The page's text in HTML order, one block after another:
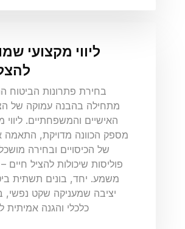
ליווי מקצועי
בחירת פתרונות הביטוח
מתחילה בהבנה עמוקה של
האישיים והמשפחתיים. ליווי
מספק הכוונה מדויקת, התאמה
של הכיסויים ובחירה
פוליסות שיכולות להציל חיים
משמע. יחד, בונים תשתית
יציבה שמעניקה שקט נפשי,
כלכלי והגנה אמיתית